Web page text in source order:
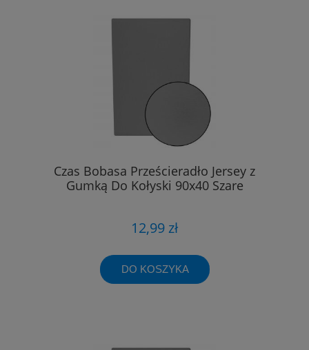
Czas Bobasa Prześcieradło Jersey z
Gumką Do Kołyski 90x40 Szare
12,99 zł
DO KOSZYKA